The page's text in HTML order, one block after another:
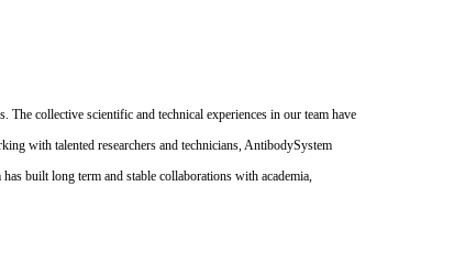
collective scientific and technical experiences in our team have
with talented researchers and technicians, AntibodySystem
built long term and stable collaborations with academia,